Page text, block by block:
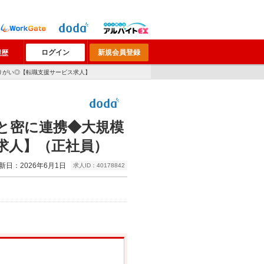
ログイン 新規会員登録
い◎【転職支援サービス求人】
密に連携◆大規模
】（正社員）
日：2026年6月1日 求人ID：40178842